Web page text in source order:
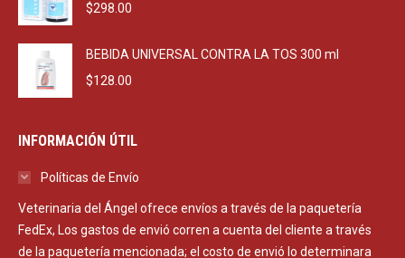
$298.00
BEBIDA UNIVERSAL CONTRA LA TOS 300 ml
$128.00
INFORMACIÓN ÚTIL
Políticas de Envío
Veterinaria del Ángel ofrece envíos a través de la paquetería
FedEx, Los gastos de envió corren a cuenta del cliente a través
de la paquetería mencionada; el costo de envió lo determinara